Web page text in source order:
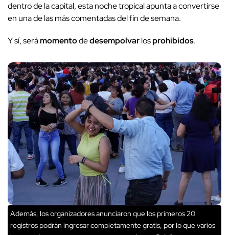
dentro de la capital, esta noche tropical apunta a convertirse
en una de las más comentadas del fin de semana.
Y sí, serámomentodedesempolvarlosprohibidos.
Además, los organizadores anunciaron que los primeros 20
registros podrán ingresar completamente gratis, por lo que varios